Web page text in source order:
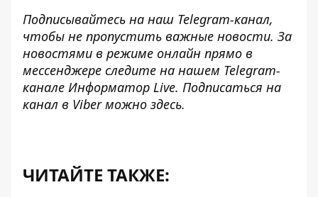
Подписывайтесь на наш Telegram-канал,
чтобы не пропустить важные новости. За
новостями в режиме онлайн прямо в
мессенджере следите на нашем Telegram-
канале Информатор Live. Подписаться на
канал в Viber можно здесь.
ЧИТАЙТЕ ТАКЖЕ: